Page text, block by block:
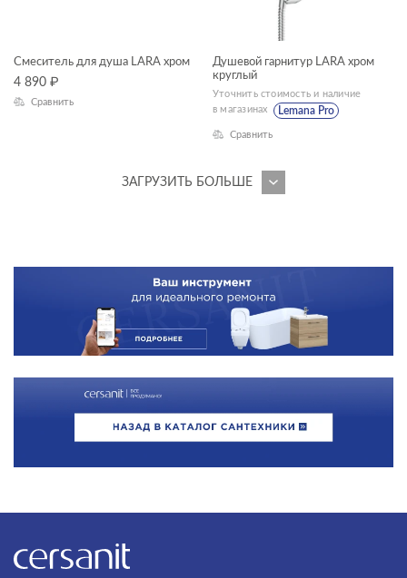
Смеситель для душа LARA хром
4 890 ₽
Сравнить
Душевой гарнитур LARA хром
круглый
Уточнить стоимость и наличие
в магазинах
Lemana Pro
Сравнить
ЗАГРУЗИТЬ БОЛЬШЕ